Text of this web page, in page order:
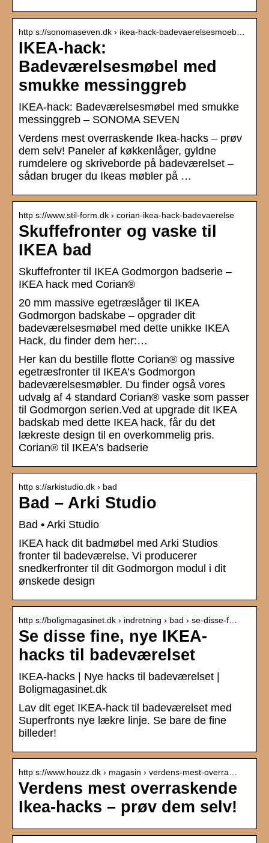
http s://sonomaseven.dk › ikea-hack-badevaerelsesmoeb…
IKEA-hack:
Badeværelsesmøbel med
smukke messinggreb
IKEA-hack: Badeværelsesmøbel med smukke
messinggreb – SONOMA SEVEN
Verdens mest overraskende Ikea-hacks – prøv
dem selv! Paneler af køkkenlåger, gyldne
rumdelere og skriveborde på badeværelset –
sådan bruger du Ikeas møbler på …
http s://www.stil-form.dk › corian-ikea-hack-badevaerelse
Skuffefronter og vaske til
IKEA bad
Skuffefronter til IKEA Godmorgon badserie –
IKEA hack med Corian®
20 mm massive egetræslåger til IKEA
Godmorgon badskabe – opgrader dit
badeværelsesmøbel med dette unikke IKEA
Hack, du finder dem her:…
Her kan du bestille flotte Corian® og massive
egetræsfronter til IKEA’s Godmorgon
badeværelsesmøbler. Du finder også vores
udvalg af 4 standard Corian® vaske som passer
til Godmorgon serien.Ved at upgrade dit IKEA
badskab med dette IKEA hack, får du det
lækreste design til en overkommelig pris.
Corian® til IKEA’s badserie
http s://arkistudio.dk › bad
Bad – Arki Studio
Bad • Arki Studio
IKEA hack dit badmøbel med Arki Studios
fronter til badeværelse. Vi producerer
snedkerfronter til dit Godmorgon modul i dit
ønskede design
http s://boligmagasinet.dk › indretning › bad › se-disse-f…
Se disse fine, nye IKEA-
hacks til badeværelset
IKEA-hacks | Nye hacks til badeværelset |
Boligmagasinet.dk
Lav dit eget IKEA-hack til badeværelset med
Superfronts nye lækre linje. Se bare de fine
billeder!
http s://www.houzz.dk › magasin › verdens-mest-overra…
Verdens mest overraskende
Ikea-hacks – prøv dem selv!